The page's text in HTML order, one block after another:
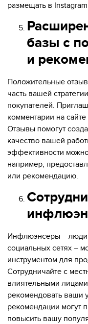
размещать в
базы с
и
Положительные
часть вашей
покупателей.
комментарии на
Отзывы помогут
качество вашей
эффективности
например,
или рекомендацию.
Инфлюэнсеры – люди
социальных сетях –
инструментом для
Сотрудничайте с
влиятельными
рекомендовать ваши
рекомендации могут
повысить вашу